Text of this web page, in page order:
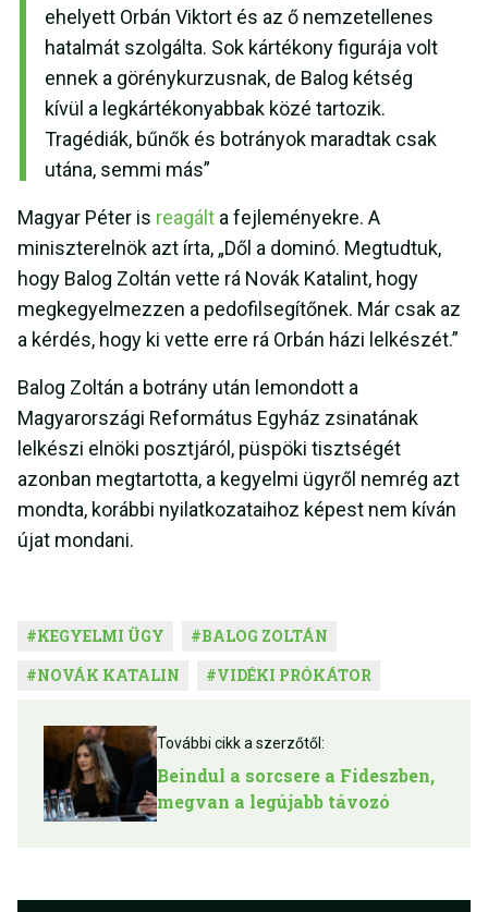
ehelyett Orbán Viktort és az ő nemzetellenes
hatalmát szolgálta. Sok kártékony figurája volt
ennek a görénykurzusnak, de Balog kétség
kívül a legkártékonyabbak közé tartozik.
Tragédiák, bűnők és botrányok maradtak csak
utána, semmi más”
Magyar Péter is reagált a fejleményekre. A
miniszterelnök azt írta, „Dől a dominó. Megtudtuk,
hogy Balog Zoltán vette rá Novák Katalint, hogy
megkegyelmezzen a pedofilsegítőnek. Már csak az
a kérdés, hogy ki vette erre rá Orbán házi lelkészét.”
Balog Zoltán a botrány után lemondott a
Magyarországi Református Egyház zsinatának
lelkészi elnöki posztjáról, püspöki tisztségét
azonban megtartotta, a kegyelmi ügyről nemrég azt
mondta, korábbi nyilatkozataihoz képest nem kíván
újat mondani.
#KEGYELMI ÜGY #BALOG ZOLTÁN
#NOVÁK KATALIN #VIDÉKI PRÓKÁTOR
További cikk a szerzőtől:
Beindul a sorcsere a Fideszben,
megvan a legújabb távozó